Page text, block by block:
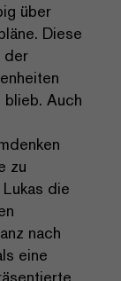
über
Diese
der
Auch
zu
die
nach
eine